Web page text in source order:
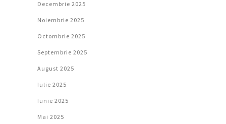
Decembrie 2025
Noiembrie 2025
Octombrie 2025
Septembrie 2025
August 2025
Iulie 2025
Iunie 2025
Mai 2025